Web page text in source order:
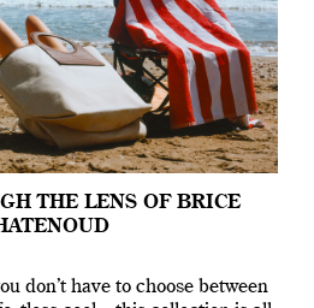
THE LENS OF BRICE
don’t have to choose between